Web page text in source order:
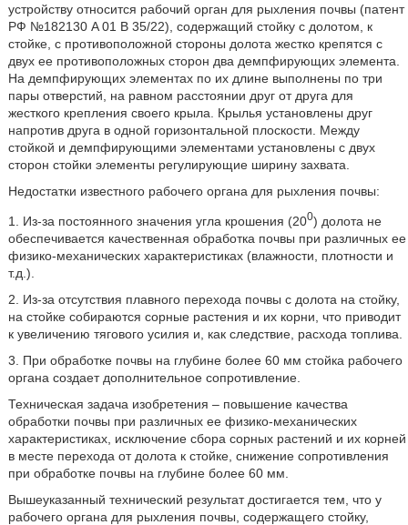
устройству относится рабочий орган для рыхления почвы (патент
РФ №182130 A 01 B 35/22), содержащий стойку с долотом, к
стойке, с противоположной стороны долота жестко крепятся с
двух ее противоположных сторон два демпфирующих элемента.
На демпфирующих элементах по их длине выполнены по три
пары отверстий, на равном расстоянии друг от друга для
жесткого крепления своего крыла. Крылья установлены друг
напротив друга в одной горизонтальной плоскости. Между
стойкой и демпфирующими элементами установлены с двух
сторон стойки элементы регулирующие ширину захвата.
Недостатки известного рабочего органа для рыхления почвы:
1. Из-за постоянного значения угла крошения (200) долота не
обеспечивается качественная обработка почвы при различных ее
физико-механических характеристиках (влажности, плотности и
т.д.).
2. Из-за отсутствия плавного перехода почвы с долота на стойку,
на стойке собираются сорные растения и их корни, что приводит
к увеличению тягового усилия и, как следствие, расхода топлива.
3. При обработке почвы на глубине более 60 мм стойка рабочего
органа создает дополнительное сопротивление.
Техническая задача изобретения – повышение качества
обработки почвы при различных ее физико-механических
характеристиках, исключение сбора сорных растений и их корней
в месте перехода от долота к стойке, снижение сопротивления
при обработке почвы на глубине более 60 мм.
Вышеуказанный технический результат достигается тем, что у
рабочего органа для рыхления почвы, содержащего стойку,